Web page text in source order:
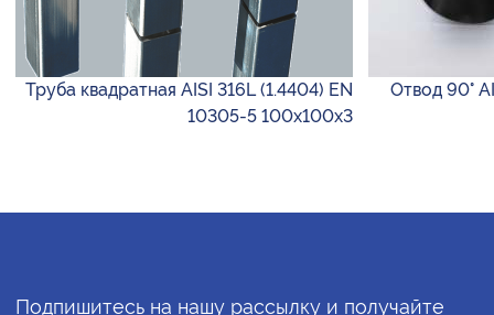
Труба квадратная AISI 316L (1.4404) EN
10305-5 100х100х3
Отвод 90°
Подпишитесь на нашу рассылку и получайте